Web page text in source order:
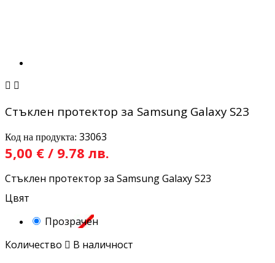
 
Стъклен протектор за Samsung Galaxy S23
Код на продукта: 33063
5,00 € / 9.78 лв.
Стъклен протектор за Samsung Galaxy S23
Цвят
Прозрачен
Количество  В наличност